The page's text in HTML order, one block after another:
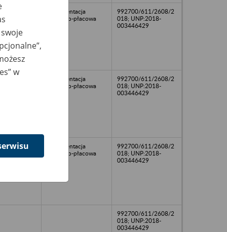
Dokumentacja
osobowo-płacowa
992700/611/2608/2
018; UNP:2018-
003446429
Dokumentacja
osobowo-płacowa
992700/611/2608/2
018; UNP:2018-
003446429
Dokumentacja
osobowo-płacowa
992700/611/2608/2
018; UNP:2018-
003446429
992700/611/2608/2
018; UNP:2018-
003446429
w